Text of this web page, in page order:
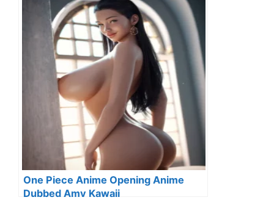
One Piece Anime Opening Anime
Dubbed Amv Kawaii